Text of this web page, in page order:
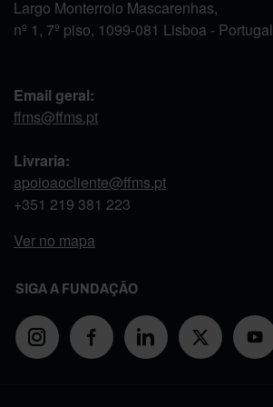
Largo Monterroio Mascarenhas,
nº 1, 7º piso, 1099-081 Lisboa - Portugal
Email geral:
ffms@ffms.pt
Livraria:
apoioaocliente@ffms.pt
+351 219 381 223
Ver no mapa
SIGA A FUNDAÇÃO